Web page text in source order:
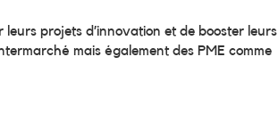
projets d’innovation et de booster leurs
mais également des PME comme